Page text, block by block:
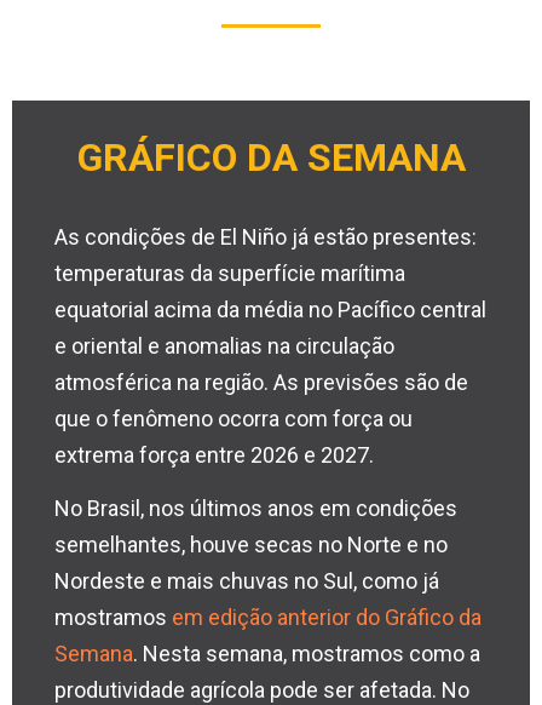
GRÁFICO DA SEMANA
As condições de El Niño já estão presentes:
temperaturas da superfície marítima
equatorial acima da média no Pacífico central
e oriental e anomalias na circulação
atmosférica na região. As previsões são de
que o fenômeno ocorra com força ou
extrema força entre 2026 e 2027.
No Brasil, nos últimos anos em condições
semelhantes, houve secas no Norte e no
Nordeste e mais chuvas no Sul, como já
mostramos em edição anterior do Gráfico da
Semana. Nesta semana, mostramos como a
produtividade agrícola pode ser afetada. No